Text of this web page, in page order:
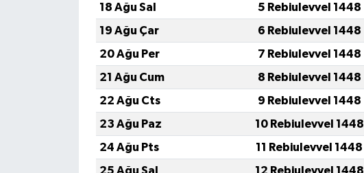
18 Ağu Sal
5 Rebiulevvel 1448
19 Ağu Çar
6 Rebiulevvel 1448
20 Ağu Per
7 Rebiulevvel 1448
21 Ağu Cum
8 Rebiulevvel 1448
22 Ağu Cts
9 Rebiulevvel 1448
23 Ağu Paz
10 Rebiulevvel 1448
24 Ağu Pts
11 Rebiulevvel 1448
25 Ağu Sal
12 Rebiulevvel 1448